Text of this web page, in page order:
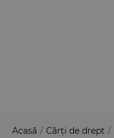
Acasă / Cărți de drept /